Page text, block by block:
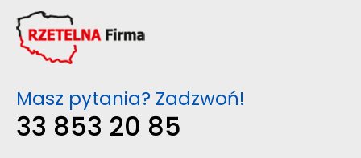
Masz pytania? Zadzwoń!
33 853 20 85